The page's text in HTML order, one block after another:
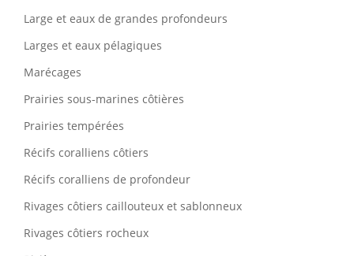
Large et eaux de grandes profondeurs
Larges et eaux pélagiques
Marécages
Prairies sous-marines côtières
Prairies tempérées
Récifs coralliens côtiers
Récifs coralliens de profondeur
Rivages côtiers caillouteux et sablonneux
Rivages côtiers rocheux